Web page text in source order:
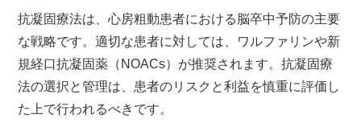
抗凝固療法は、心房粗動患者における脳卒中予防の主要
な戦略です。適切な患者に対しては、ワルファリンや新
規経口抗凝固薬（NOACs）が推奨されます。抗凝固療
法の選択と管理は、患者のリスクと利益を慎重に評価し
た上で行われるべきです。